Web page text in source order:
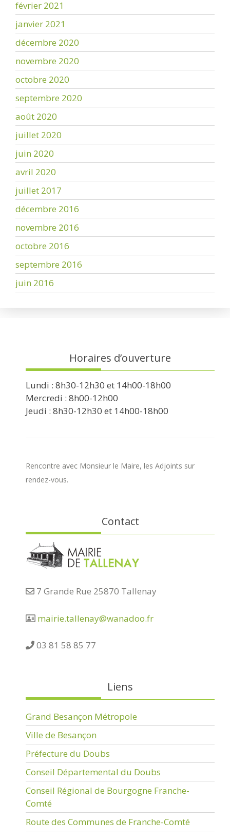
février 2021
janvier 2021
décembre 2020
novembre 2020
octobre 2020
septembre 2020
août 2020
juillet 2020
juin 2020
avril 2020
juillet 2017
décembre 2016
novembre 2016
octobre 2016
septembre 2016
juin 2016
Horaires d’ouverture
Lundi : 8h30-12h30 et 14h00-18h00
Mercredi : 8h00-12h00
Jeudi : 8h30-12h30 et 14h00-18h00
Rencontre avec Monsieur le Maire, les Adjoints sur
rendez-vous.
Contact
7 Grande Rue 25870 Tallenay
mairie.tallenay@wanadoo.fr
03 81 58 85 77
Liens
Grand Besançon Métropole
Ville de Besançon
Préfecture du Doubs
Conseil Départemental du Doubs
Conseil Régional de Bourgogne Franche-
Comté
Route des Communes de Franche-Comté